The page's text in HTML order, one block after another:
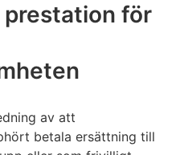
prestation för
av att
betala ersättning till